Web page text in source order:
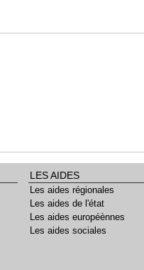
LES AIDES
Les aides régionales
Les aides de l'état
Les aides européènnes
Les aides sociales